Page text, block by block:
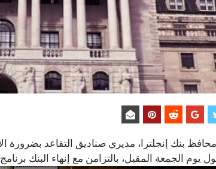
بنك إنجلترا، مديري صناديق التقاعد بضرورة